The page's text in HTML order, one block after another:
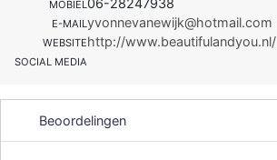
MOBIEL06-28247938
E-MAILyvonnevanewijk@hotmail.com
WEBSITEhttp://www.beautifulandyou.nl/
SOCIAL MEDIA
Beoordelingen